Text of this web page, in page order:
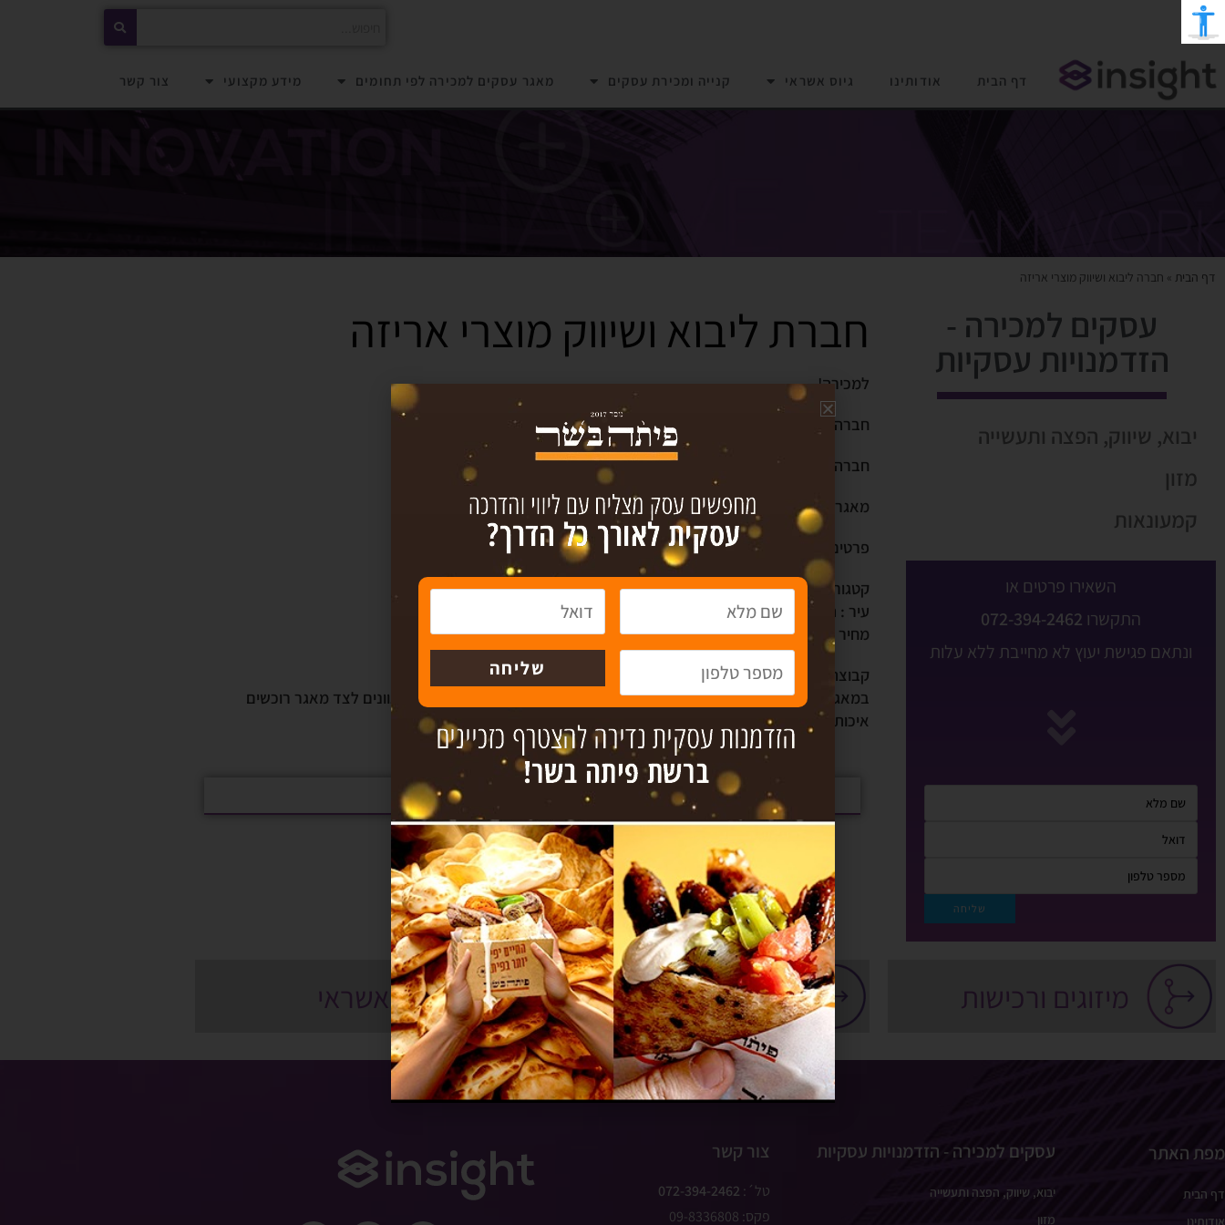
דף הבית אודותינו גיוס אשראי קנייה ומכירת עסקים מאגר עסקים למכירה לפי תחומים מידע מקצועי צור קשר
דף הבית » חברה ליבוא ושיווק מוצרי אריזה
עסקים למכירה -
הזדמנויות עסקיות
יבוא, שיווק, הפצה ותעשייה
מזון
קמעונאות
השאירו פרטים או
התקשרו 072-394-2462
ונתאם פגישת יעוץ לא מחייבת ללא עלות
חברת ליבוא ושיווק מוצרי אריזה
למכירה!
חברה ליבוא ושיווק מוצרי אריזה, מחזורים גבוהים בעלייה מתמדת!
חברה "רזה" ויעילה. רווחיות גבוהה מאוד!!!
מאגר לקוחות איכותי.
פרטים נוספים יימסרו לאחר חתימה על הסכם סודיות בפגישה בלבד!
קטגוריה : יבוא, שיווק הפצה ותעשיה.
עיר : הרצליה והסביבה
מחיר : 5,000,000 ש"ח
קבוצת insight מתחמה
בתיווך עסקי וגיוס אשראי
במאגרנו עשרותהזדמנויות עסקיות,עסקים למכירה
וזכיינות בתחומי פעילות מגוונים לצד מאגר רוכשים
איכותיים.
לפרטים נוספים צרו קשר עכשיו
מיזוגים ורכישות עסקים למכירה גיוס אשראי
מפת האתר
דף הבית
אודותינו
עסקים למכירה - הזדמנויות עסקיות
יבוא, שיווק, הפצה ותעשייה
מזון
צור קשר
טל´: 072-394-2462
פקס: 09-8336808